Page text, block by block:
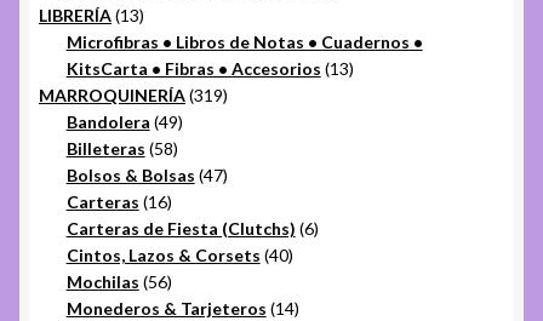
LIBRERÍA 1313
productos
Microfibras • Libros de Notas • Cuadernos •
KitsCarta • Fibras • Accesorios 1313
MARROQUINERÍA 319319
Bandolera 4949
productos
Billeteras 5858
productos
Bolsos & Bolsas 4747
Carteras 1616
productos
Carteras de Fiesta (Clutchs) 66
Cintos, Lazos & Corsets 4040
Mochilas 5656
productos
Monederos & Tarjeteros 1414